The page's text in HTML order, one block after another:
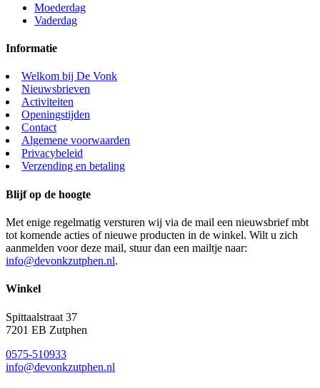
Moederdag
Vaderdag
Informatie
Welkom bij De Vonk
Nieuwsbrieven
Activiteiten
Openingstijden
Contact
Algemene voorwaarden
Privacybeleid
Verzending en betaling
Blijf op de hoogte
Met enige regelmatig versturen wij via de mail een nieuwsbrief mbt
tot komende acties of nieuwe producten in de winkel. Wilt u zich
aanmelden voor deze mail, stuur dan een mailtje naar:
info@devonkzutphen.nl.
Winkel
Spittaalstraat 37
7201 EB Zutphen
0575-510933
info@devonkzutphen.nl